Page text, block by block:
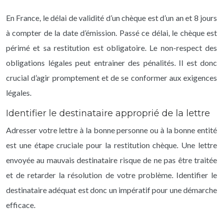
En France, le délai de validité d’un chèque est d’un an et 8 jours
à compter de la date d’émission. Passé ce délai, le chèque est
périmé et sa restitution est obligatoire. Le non-respect des
obligations légales peut entrainer des pénalités. Il est donc
crucial d’agir promptement et de se conformer aux exigences
légales.
Identifier le destinataire approprié de la lettre
Adresser votre lettre à la bonne personne ou à la bonne entité
est une étape cruciale pour la restitution chèque. Une lettre
envoyée au mauvais destinataire risque de ne pas être traitée
et de retarder la résolution de votre problème. Identifier le
destinataire adéquat est donc un impératif pour une démarche
efficace.